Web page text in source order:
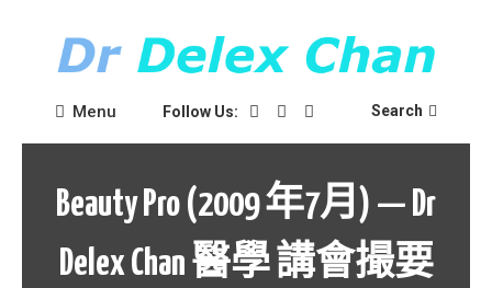
Dr Delex Chan
Menu
Follow Us: Search
Beauty Pro (2009 年7月) — Dr
Delex Chan 醫學 講會撮要